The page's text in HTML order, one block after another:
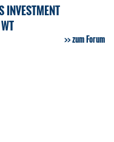
INVESTMENT
zum Forum